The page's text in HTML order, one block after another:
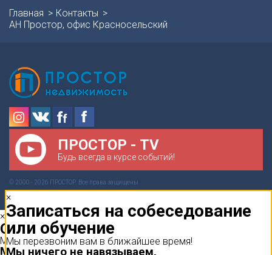
Главная
Контакты
АН Простор, офис Красносельский
ПРОСТОР - TV
Будь всегда в курсе событий!
© 2000 - 2026 ПРОСТОР. Все права защищены
×
Обратный звонок
Мы перезвоним вам в ближайшее время!
Мы ничего не навязываем,
×
Записаться на собеседование
или обучение
Мы перезвоним вам в ближайшее время!
Мы ничего не навязываем,